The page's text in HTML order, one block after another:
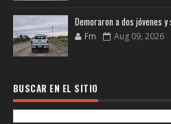
Demoraron a dos jóvenes
Fm Aug 09, 2026
BUSCAR EN EL SITIO